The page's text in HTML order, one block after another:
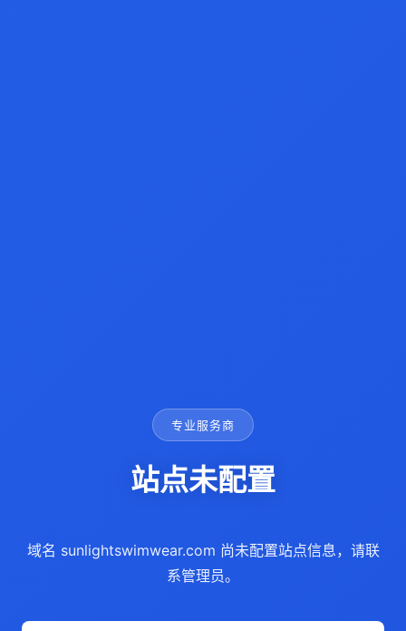
专业服务商
站点未配置
域名 sunlightswimwear.com 尚未配置站点信息，请联
系管理员。